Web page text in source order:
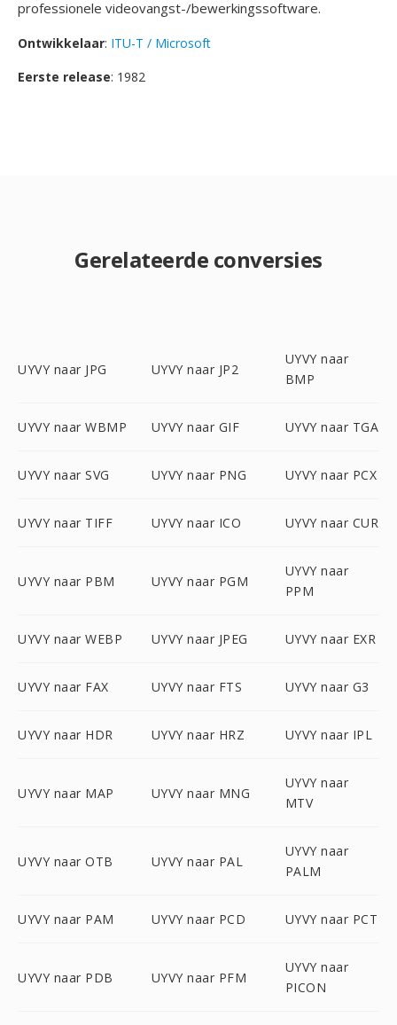
professionele videovangst-/bewerkingssoftware.
Ontwikkelaar: ITU-T / Microsoft
Eerste release: 1982
Gerelateerde conversies
UYVY naar JPG UYVY naar JP2
UYVY naar
BMP
UYVY naar WBMP UYVY naar GIF UYVY naar TGA
UYVY naar SVG UYVY naar PNG UYVY naar PCX
UYVY naar TIFF UYVY naar ICO UYVY naar CUR
UYVY naar PBM UYVY naar PGM
UYVY naar
PPM
UYVY naar WEBP UYVY naar JPEG UYVY naar EXR
UYVY naar FAX UYVY naar FTS UYVY naar G3
UYVY naar HDR UYVY naar HRZ UYVY naar IPL
UYVY naar MAP UYVY naar MNG
UYVY naar
MTV
UYVY naar OTB UYVY naar PAL
UYVY naar
PALM
UYVY naar PAM UYVY naar PCD UYVY naar PCT
UYVY naar PDB UYVY naar PFM
UYVY naar
PICON